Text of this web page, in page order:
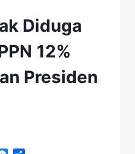
Diduga
12%
Presiden